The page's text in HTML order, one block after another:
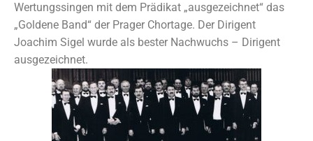
Wertungssingen mit dem Prädikat „ausgezeichnet“ das
„Goldene Band“ der Prager Chortage. Der Dirigent
Joachim Sigel wurde als bester Nachwuchs – Dirigent
ausgezeichnet.